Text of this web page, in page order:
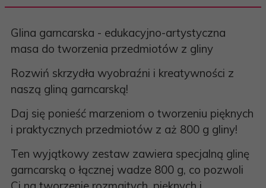
Glina garncarska - edukacyjno-artystyczna
masa do tworzenia przedmiotów z gliny
Rozwiń skrzydła wyobraźni i kreatywności z
naszą gliną garncarską!
Daj się ponieść marzeniom o tworzeniu pięknych
i praktycznych przedmiotów z aż 800 g gliny!
Ten wyjątkowy zestaw zawiera specjalną glinę
garncarską o łącznej wadze 800 g, co pozwoli